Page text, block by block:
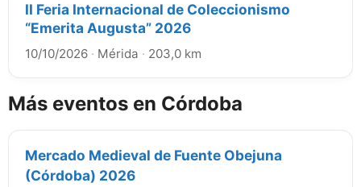
II Feria Internacional de Coleccionismo
“Emerita Augusta” 2026
10/10/2026 · Mérida · 203,0 km
Más eventos en Córdoba
Mercado Medieval de Fuente Obejuna
(Córdoba) 2026